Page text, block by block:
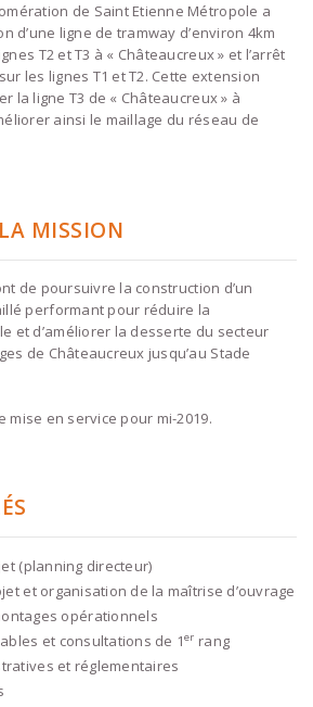
de Saint Etienne Métropole a
d’une ligne de tramway d’environ 4km
T2 et T3 à « Châteaucreux » et l’arrêt
les lignes T1 et T2. Cette extension
la ligne T3 de « Châteaucreux » à
ainsi le maillage du réseau de
MISSION
de poursuivre la construction d’un
performant pour réduire la
et d’améliorer la desserte du secteur
de Châteaucreux jusqu’au Stade
mise en service pour mi-2019.
(planning directeur)
et organisation de la maîtrise d’ouvrage
opérationnels
et consultations de 1er rang
et réglementaires